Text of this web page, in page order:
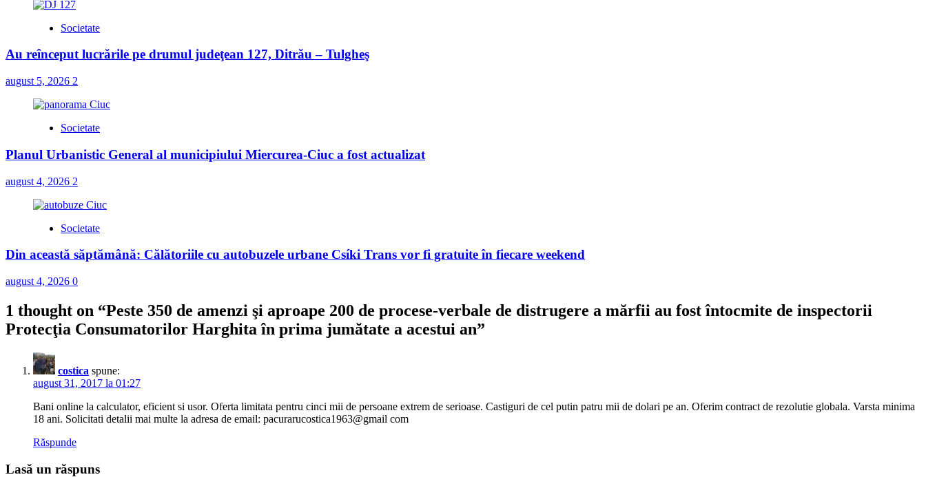
Societate
Au reînceput lucrările pe drumul judeţean 127, Ditrău – Tulgheş
august 5, 2026 2
Societate
Planul Urbanistic General al municipiului Miercurea-Ciuc a fost actualizat
august 4, 2026 2
Societate
Din această săptămână: Călătoriile cu autobuzele urbane Csíki Trans vor fi gratuite în fiecare weekend
august 4, 2026 0
1 thought on “Peste 350 de amenzi şi aproape 200 de procese-verbale de distrugere a mărfii au fost întocmite de inspectorii
Protecţia Consumatorilor Harghita în prima jumătate a acestui an”
costica spune:
august 31, 2017 la 01:27
Bani online la calculator, eficient si usor. Oferta limitata pentru cinci mii de persoane extrem de serioase. Castiguri de cel putin patru mii de dolari pe an. Oferim contract de rezolutie globala. Varsta minima
18 ani. Solicitati detalii mai multe la adresa de email: pacurarucostica1963@gmail com
Răspunde
Lasă un răspuns